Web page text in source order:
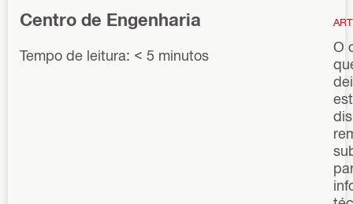
Centro de Engenharia
Tempo de leitura: < 5 minutos
O